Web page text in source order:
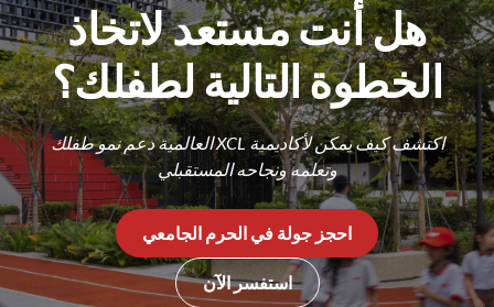
هل أنت مستعد لاتخاذ
الخطوة التالية لطفلك؟
اكتشف كيف يمكن لأكاديمية XCL العالمية دعم نمو طفلك
وتعلمه ونجاحه المستقبلي
احجز جولة في الحرم الجامعي
استفسر الآن